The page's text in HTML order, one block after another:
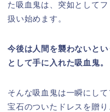
た吸血鬼は、突如として
扱い始めます。
今後は人間を襲わないと
として手に入れた吸血鬼。
そんな吸血鬼は一瞬にし
宝石のついたドレスを贈